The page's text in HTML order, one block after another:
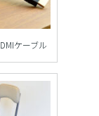
ケーブル